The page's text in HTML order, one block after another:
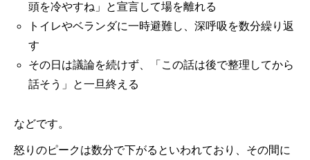
頭を冷やすね」と宣言して場を離れる
トイレやベランダに一時避難し、深呼吸を数分繰り返
す
その日は議論を続けず、「この話は後で整理してから
話そう」と一旦終える
などです。
怒りのピークは数分で下がるといわれており、その間に